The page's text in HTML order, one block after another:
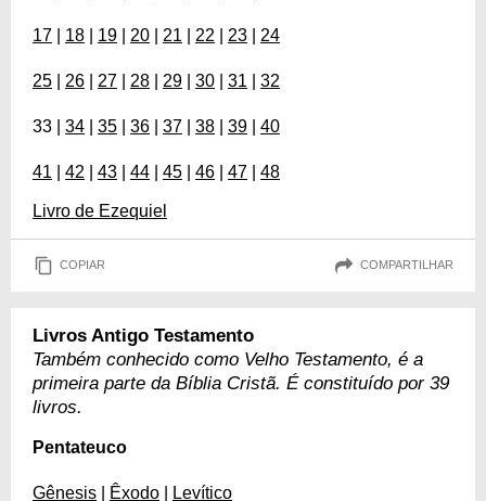
17 18 19 20 21 22 23 24
25 26 27 28 29 30 31 32
33 | 34 35 36 37 38 39 40
41 42 43 44 45 46 47 48
Livro de Ezequiel
COPIAR COMPARTILHAR
Livros Antigo Testamento
Também conhecido como Velho Testamento, é a
primeira parte da Bíblia Cristã. É constituído por 39
livros.
Pentateuco
Gênesis Êxodo Levítico